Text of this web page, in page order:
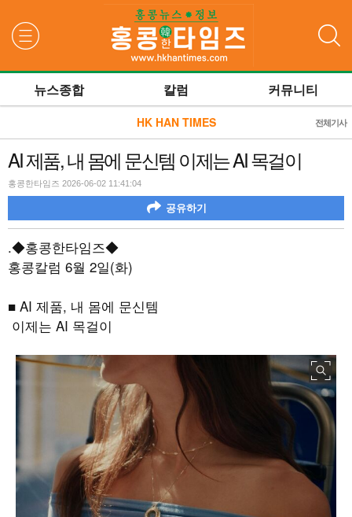
뉴스종합 칼럼 커뮤니티
HK HAN TIMES 전체기사
AI 제품, 내 몸에 문신템 이제는 AI 목걸이
홍콩한타임즈 2026-06-02 11:41:04
공유하기
.◆홍콩한타임즈◆
홍콩칼럼 6월 2일(화)
■ AI 제품, 내 몸에 문신템
이제는 AI 목걸이